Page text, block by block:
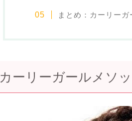
まとめ：カーリー
カーリーガールメソ